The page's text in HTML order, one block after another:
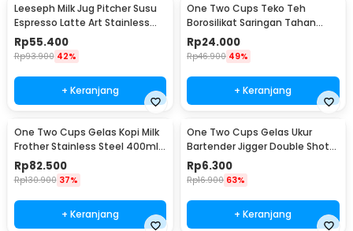
Leeseph Milk Jug Pitcher Susu
Espresso Latte Art Stainless
Steel 600ml - L-2016
Rp55.400
Rp93.900 42%
+ Keranjang
One Two Cups Teko Teh
Borosilikat Saringan Tahan
Panas Teapot 500ml - TP-757
Rp24.000
Rp46.900 49%
+ Keranjang
One Two Cups Gelas Kopi Milk
Frother Stainless Steel 400ml -
WZ0011
Rp82.500
Rp130.900 37%
+ Keranjang
One Two Cups Gelas Ukur
Bartender Jigger Double Shot
15ml and 30ml - LE2
Rp6.300
Rp16.900 63%
+ Keranjang